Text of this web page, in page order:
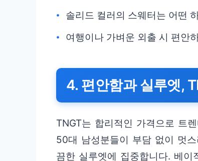
솔리드 컬러의 스웨터는 어떤
여행이나 가벼운 외출 시 편안
4. 편안함과 실루엣,
TNGT는 합리적인 가격으로 트
50대 남성분들이 부담 없이 멋
끔한 실루엣에 집중합니다. 베